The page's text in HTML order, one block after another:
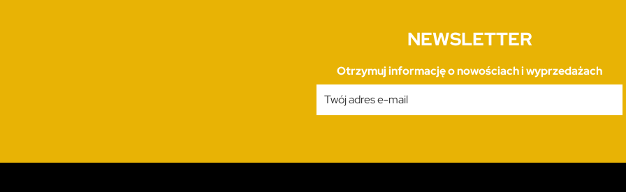
NEWSLETTER
Otrzymuj informację o nowościach i wyprzedażach